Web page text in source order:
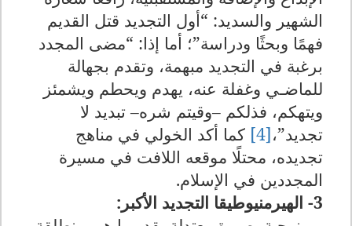
الشهير والسديد: “أول التجديد قتل القديم
فهمًا وبحثًا ودراسة”؛ أما إذا: “مضى المجدد
برغبة في التجديد مبهمة، وتقدم بجهالة
للماضـي وغفلة عنه، يهدم ويحطم ويشمئز
ويتهكم، فذلكم –وقيتم شره– تبديد لا
تجديد”،[4] كما أكد الخولي في مناهج
تجديده، محتلًا موقعه اللافت في مسيرة
المجددين في الإسلام.
3- الهيرمنيوطيقا التجديد الأكبر
: